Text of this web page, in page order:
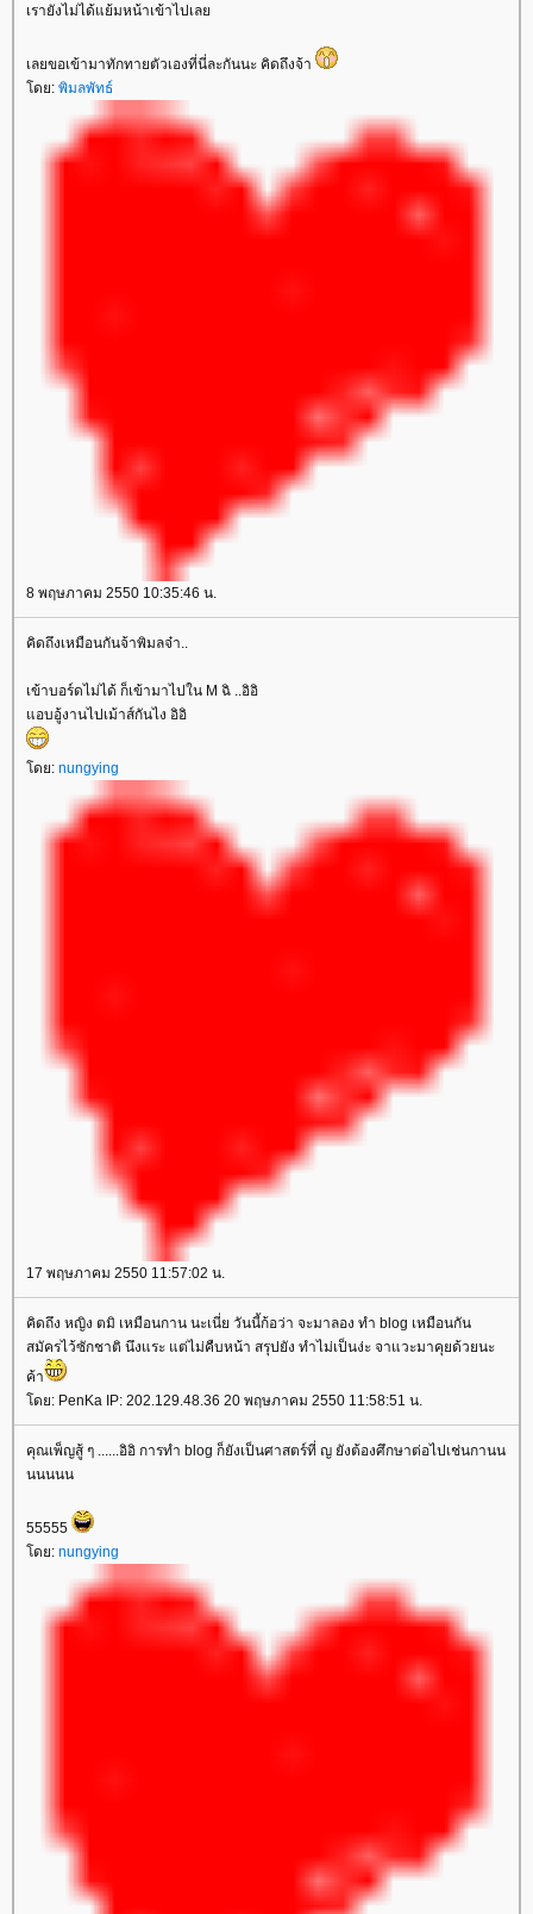
เรายังไม่ได้แย้มหน้าเข้าไปเล
เลยขอเข้ามาทักทายตัวเองที่นี่ละกันนะ คิดถึงจ้า
ดย: พิมลพัทธ์
8 พฤษภาคม 2550 10:35:46 น.
คิดถึงเหมือนกันจ้าพิมลจ๋า..
เข้าบอร์ดไม่ได้ ก็เข้ามาไปใน M ฉิ ..อิอิ
อบอู้งานไปเม้าส์กันไง อิอิ
ดย: nungying
17 พฤษภาคม 2550 11:57:02 น.
คิดถึง หญิง ตมิ เหมือนกาน นะเนี่ย วันนี้ก้อว่า จะมาลอง ทำ blog เหมือนกัน
สมัครไว้ซักชาติ นึงแระ แต่ไม่คืบหน้า สรุปยัง ทำไม่เป็นง่ะ จาแวะมาคุยด้วยนะ
ค้า
ดย: PenKa IP: 202.129.48.36 20 พฤษภาคม 2550 11:58:51 น.
คุณเพ็ญสู้ ๆ ......อิอิ การทำ blog ก็ยังเป็นศาสตร์ที่ ญ ยังต้องศึกษาต่อไปเช่นกานน
นนนนน
55555
ดย: nungying